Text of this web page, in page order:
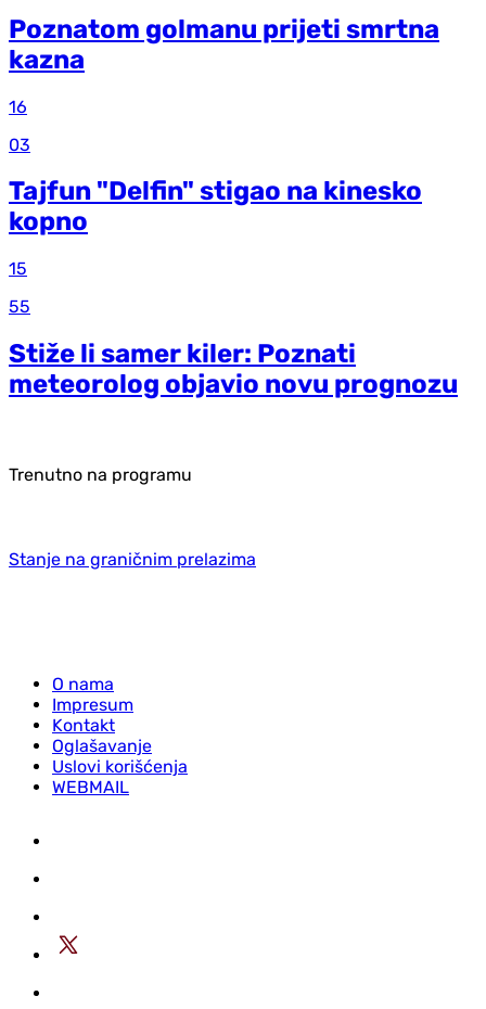
Poznatom golmanu prijeti smrtna
kazna
16
03
Tajfun "Delfin" stigao na kinesko
kopno
15
55
Stiže li samer kiler: Poznati
meteorolog objavio novu prognozu
Trenutno na programu
Stanje na graničnim prelazima
O nama
Impresum
Kontakt
Oglašavanje
Uslovi korišćenja
WEBMAIL